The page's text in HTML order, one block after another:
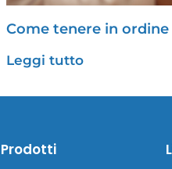
Come tenere in
Leggi tutto
Prodotti